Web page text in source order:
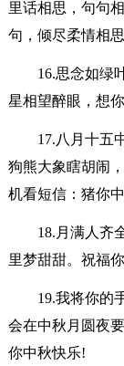
里话相思，句句
句，倾尽柔情相
16.思念如绿
星相望醉眼，想
17.八月十五
狗熊大象瞎胡闹
机看短信：猪你
18.月满人齐
里梦甜甜。祝福
19.我将你的
会在中秋月圆夜
你中秋快乐!